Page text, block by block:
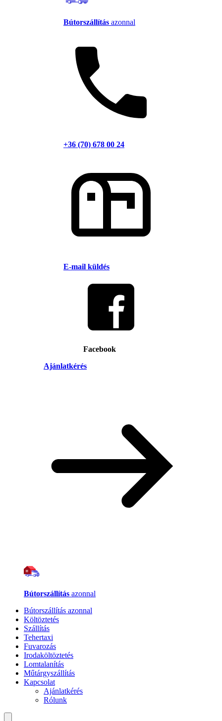
Bútorszállítás azonnal
+36 (70) 678 00 24
E-mail küldés
Facebook
Ajánlatkérés
Bútorszállítás azonnal
Bútorszállítás azonnal
Költöztetés
Szállítás
Tehertaxi
Fuvarozás
Irodaköltöztetés
Lomtalanítás
Műtárgyszállítás
Kapcsolat
Ajánlatkérés
Rólunk